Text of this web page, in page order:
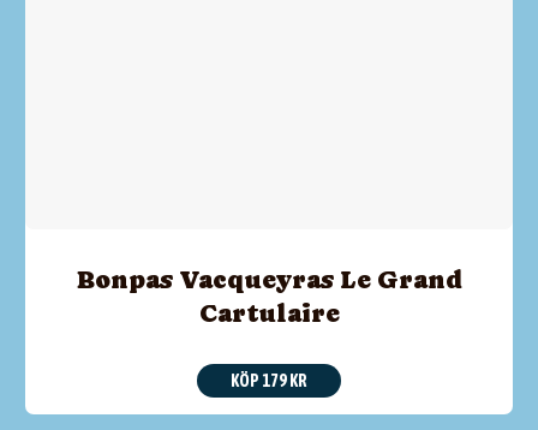
Bonpas Vacqueyras Le Grand
Cartulaire
KÖP 179 KR